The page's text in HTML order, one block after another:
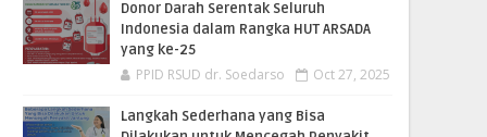
Donor Darah Serentak Seluruh
Indonesia dalam Rangka HUT ARSADA
yang ke-25
PPID RSUD dr. Soedarso Oct 27, 2025
Langkah Sederhana yang Bisa